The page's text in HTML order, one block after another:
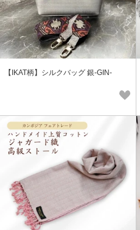
【IKAT柄】シルクバッグ 銀-GIN-